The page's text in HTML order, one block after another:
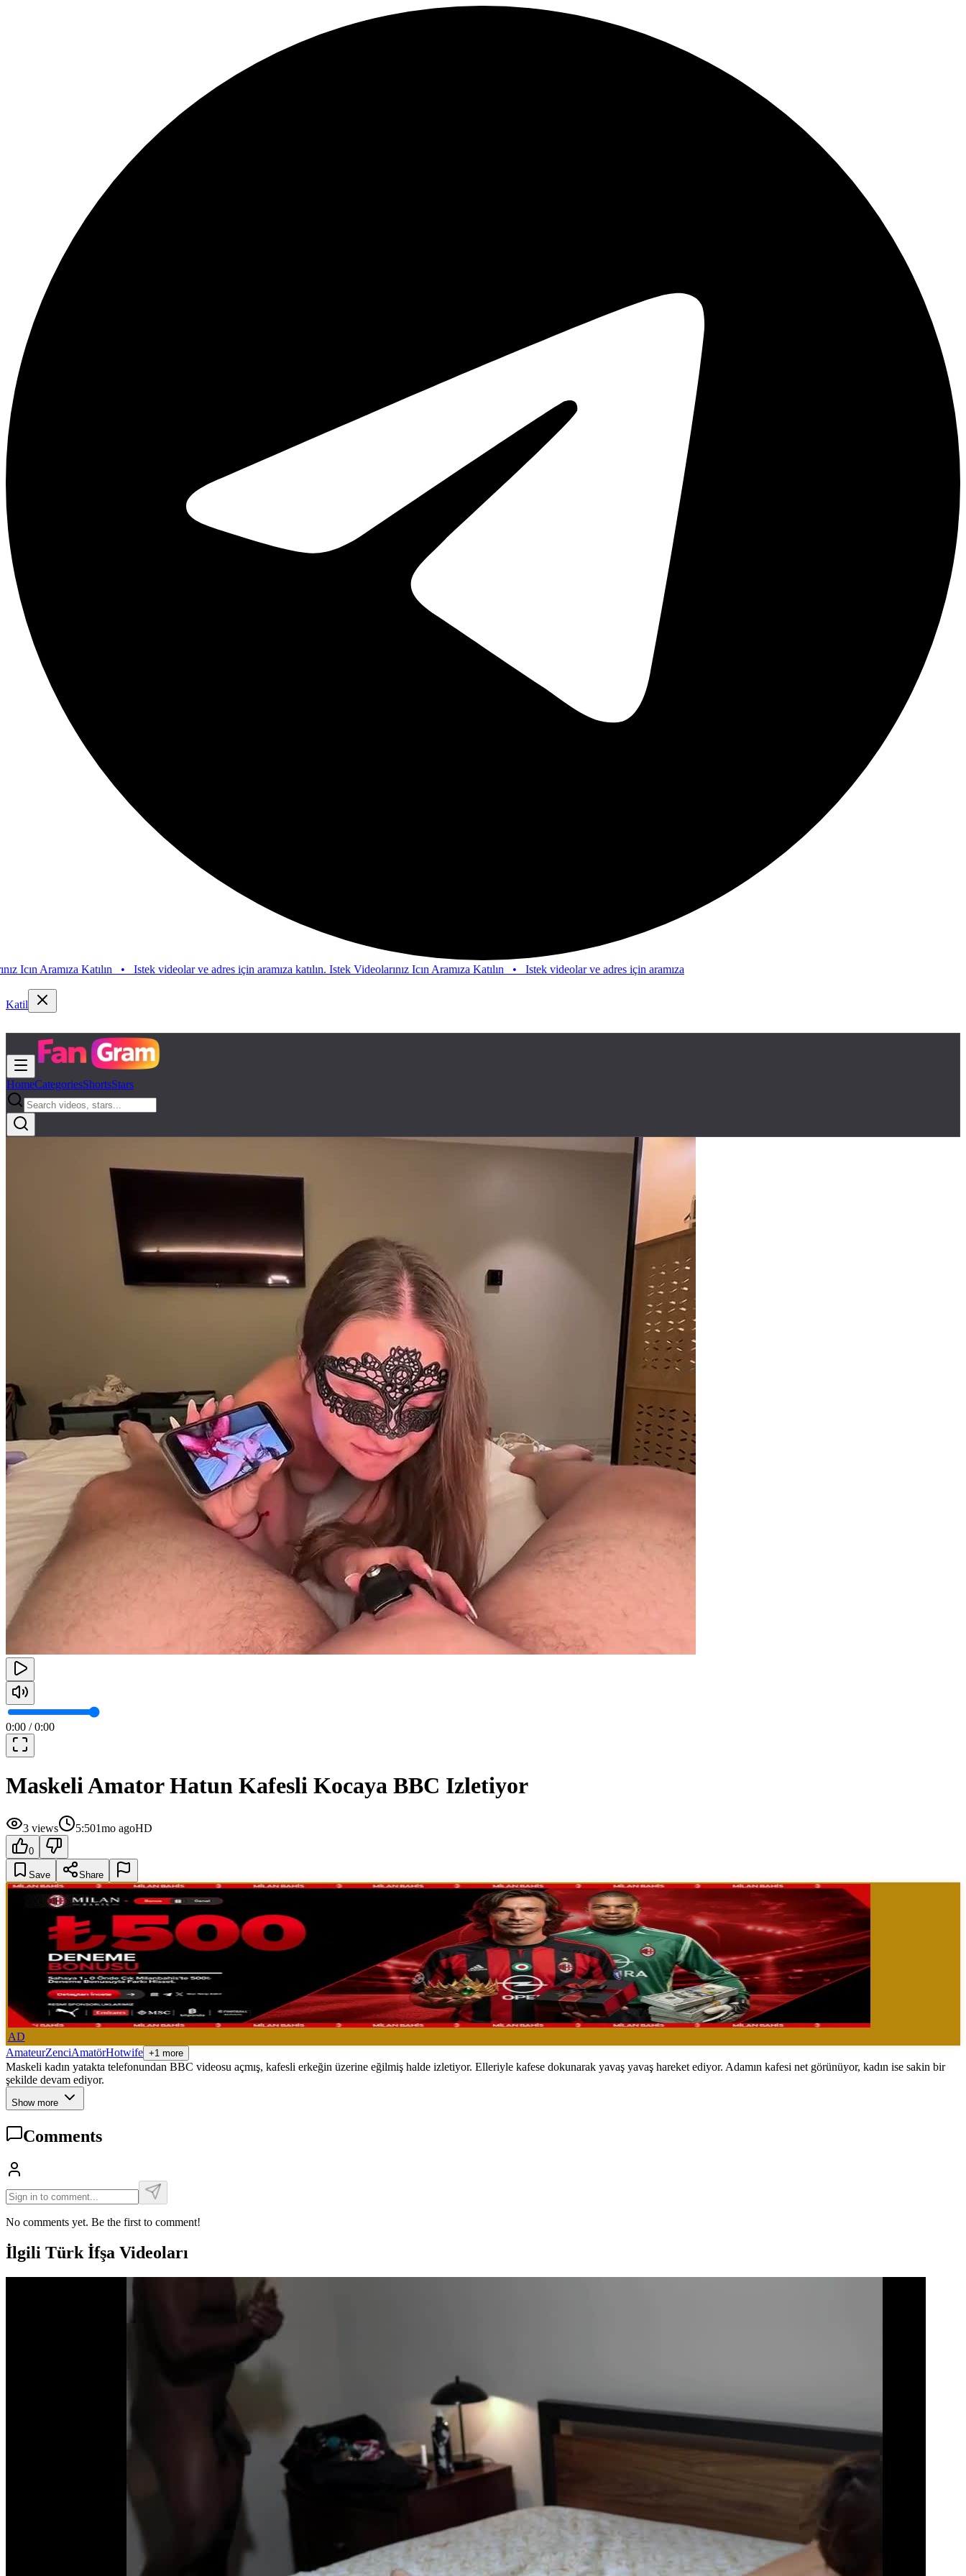
Istek videolar ve adres için aramıza katılın. Istek Videolarınız Icın Aramıza Katılın•Istek videolar ve adres için aramıza katılın. Istek Videolarınız Icın Aramıza Katılın
Katil
HomeCategoriesShortsStars
0:00 /0:00
Maskeli Amator Hatun Kafesli Kocaya BBC Izletiyor
3 views 5:501mo agoHD
0
Save Share
AD
AmateurZenciAmatörHotwife +1 more
Maskeli kadın yatakta telefonundan BBC videosu açmış, kafesli erkeğin üzerine eğilmiş halde izletiyor. Elleriyle kafese dokunarak yavaş yavaş hareket ediyor. Adamın kafesi net görünüyor, kadın ise sakin bir
şekilde devam ediyor.
Show more
Comments
No comments yet. Be the first to comment!
İlgili Türk İfşa Videoları